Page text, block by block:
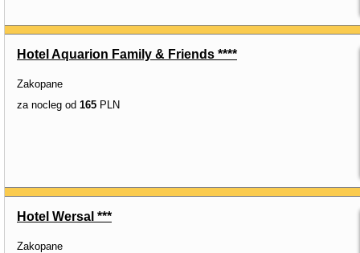
Hotel Aquarion Family & Friends ****
Zakopane
za nocleg od 165 PLN
Hotel Wersal ***
Zakopane